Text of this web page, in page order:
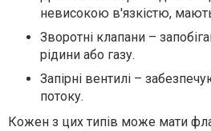
невисокою в'язкістю,
Зворотні клапани –
рідини або газу.
Запірні вентилі –
потоку.
Кожен з цих типів може мати